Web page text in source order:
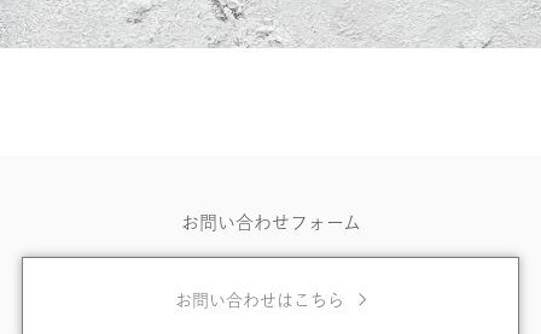
お問い合わせフォーム
お問い合わせはこちら